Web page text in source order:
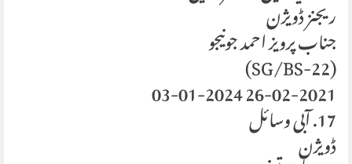
ریجنز ڈویژن
جناب پرویز احمد جونیجو
(SG/BS-22)
26-02-2021 03-01-2024
17. آبی وسائل
ڈویژن